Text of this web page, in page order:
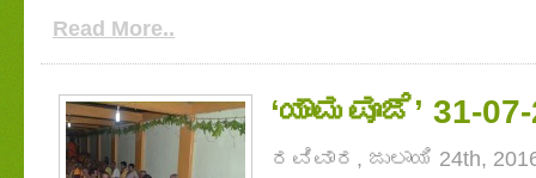
Read More..
‘ಯಾಮಪೂಜೆ’ 31-
ರವಿವಾರ, ಜುಲಾಯಿ 24th,